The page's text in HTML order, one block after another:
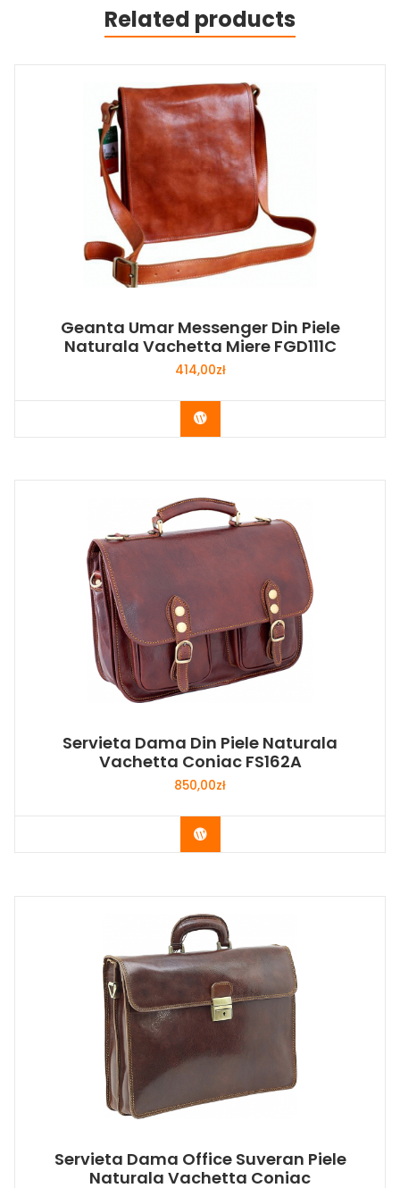
Related products
Geanta Umar Messenger Din Piele
Naturala Vachetta Miere FGD111C
414,00zł
Buy Now
Servieta Dama Din Piele Naturala
Vachetta Coniac FS162A
850,00zł
Buy Now
Servieta Dama Office Suveran Piele
Naturala Vachetta Coniac